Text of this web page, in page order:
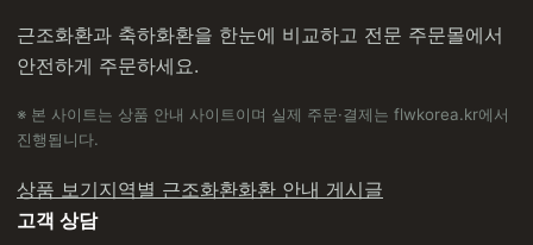
근조화환과 축하화환을 한눈에 비교하고 전문 주문몰에서
안전하게 주문하세요.
※ 본 사이트는 상품 안내 사이트이며 실제 주문·결제는 flwkorea.kr에서
진행됩니다.
상품 보기지역별 근조화환화환 안내 게시글
고객 상담